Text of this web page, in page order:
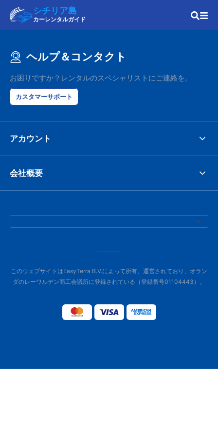
シチリア島
カーレンタルガイド
ヘルプ＆コンタクト
お困りですか？レンタルのスペシャリストにご連絡を。
カスタマーサポート
アカウント
会社概要
このウェブサイトはEasyTerra B.V.によって所有、運営されており、オラン
ダのレーワルデン商工会議所に登録されている（登録番号01104443）。